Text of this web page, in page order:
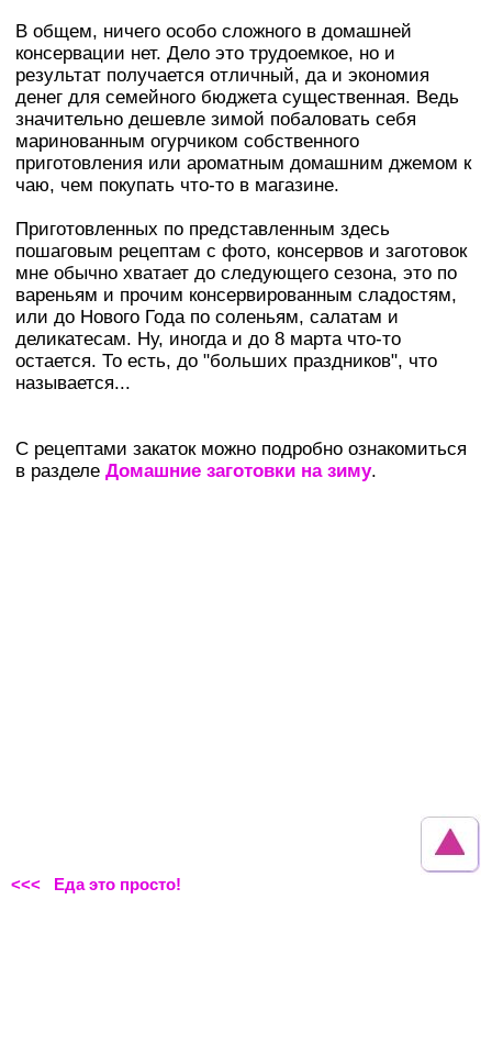
В общем, ничего особо сложного в домашней
консервации нет. Дело это трудоемкое, но и
результат получается отличный, да и экономия
денег для семейного бюджета существенная. Ведь
значительно дешевле зимой побаловать себя
маринованным огурчиком собственного
приготовления или ароматным домашним джемом к
чаю, чем покупать что-то в магазине.
Приготовленных по представленным здесь
пошаговым рецептам с фото, консервов и заготовок
мне обычно хватает до следующего сезона, это по
вареньям и прочим консервированным сладостям,
или до Нового Года по соленьям, салатам и
деликатесам. Ну, иногда и до 8 марта что-то
остается. То есть, до "больших праздников", что
называется...
С рецептами закаток можно подробно ознакомиться
в разделе Домашние заготовки на зиму.
<<< Еда это просто!